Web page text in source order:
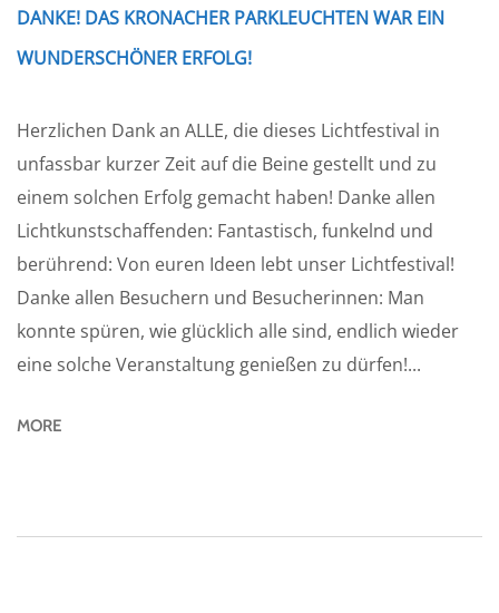
DANKE! DAS KRONACHER PARKLEUCHTEN WAR EIN
WUNDERSCHÖNER ERFOLG!
Herzlichen Dank an ALLE, die dieses Lichtfestival in
unfassbar kurzer Zeit auf die Beine gestellt und zu
einem solchen Erfolg gemacht haben! Danke allen
Lichtkunstschaffenden: Fantastisch, funkelnd und
berührend: Von euren Ideen lebt unser Lichtfestival!
Danke allen Besuchern und Besucherinnen: Man
konnte spüren, wie glücklich alle sind, endlich wieder
eine solche Veranstaltung genießen zu dürfen!...
MORE